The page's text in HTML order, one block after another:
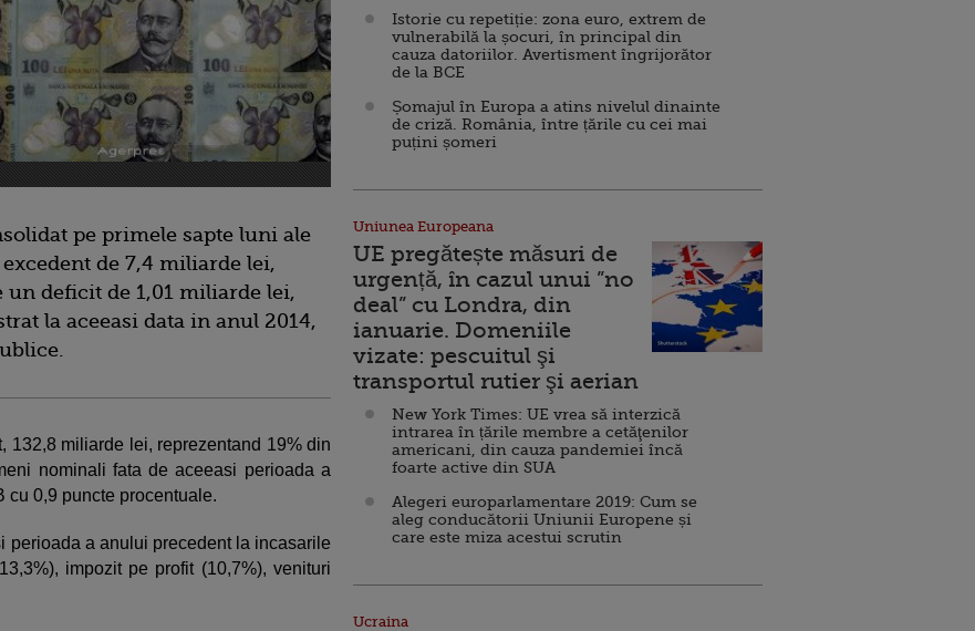
pe primele sapte luni ale
de 7,4 miliarde lei,
un deficit de 1,01 miliarde lei,
la aceeasi data in anul 2014,
132,8 miliarde lei, reprezentand 19% din
nominali fata de aceeasi perioada a
cu 0,9 puncte procentuale.
perioada a anului precedent la incasarile
impozit pe profit (10,7%), venituri
Istorie cu repetiție: zona euro, extrem de
vulnerabilă la șocuri, în principal din
cauza datoriilor. Avertisment îngrijorător
de la BCE
Șomajul în Europa a atins nivelul dinainte
de criză. România, între țările cu cei mai
puțini șomeri
Uniunea Europeana
UE pregătește măsuri de
urgență, în cazul unui ”no
deal” cu Londra, din
ianuarie. Domeniile
vizate: pescuitul şi
transportul rutier şi aerian
New York Times: UE vrea să interzică
intrarea în țările membre a cetăţenilor
americani, din cauza pandemiei încă
foarte active din SUA
Alegeri europarlamentare 2019: Cum se
aleg conducătorii Uniunii Europene și
care este miza acestui scrutin
Ucraina